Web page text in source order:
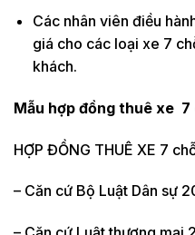
Các nhân viên điều
giá cho các loại xe 7
khách.
Mẫu hợp đồng thuê xe 7
HỢP ĐỒNG THUÊ XE 7
– Căn cứ Bộ Luật Dân sự